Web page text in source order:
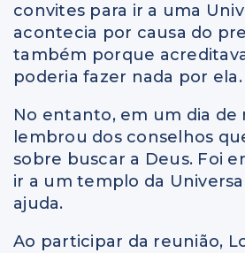
convites para ir a uma
acontecia por causa do
também porque
poderia fazer nada por ela.
No entanto, em um dia de
lembrou dos conselhos
sobre buscar a Deus. Foi
ir a um templo da
ajuda.
Ao participar da reunião,